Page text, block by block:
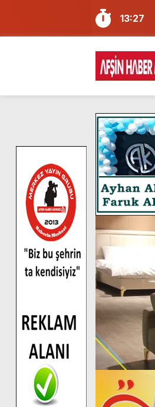
13:27
11:22
8:06
14:05
7:39
7:27
13:57
10:34
16:48
16:10